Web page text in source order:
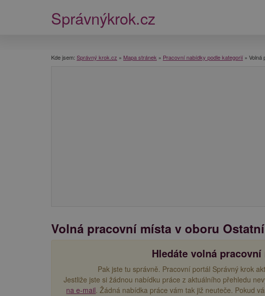
Správnýkrok.cz
Kde jsem: Správný krok.cz » Mapa stránek » Pracovní nabídky podle kategorií » Volná
Volná pracovní místa v oboru Ostatní
Hledáte volná
Pak jste tu správně. Pracovní portál Správný krok
Jestliže jste si žádnou nabídku práce z aktuálního přehledu
na e-mail. Žádná nabídka práce vám tak již neuteče. Pokud